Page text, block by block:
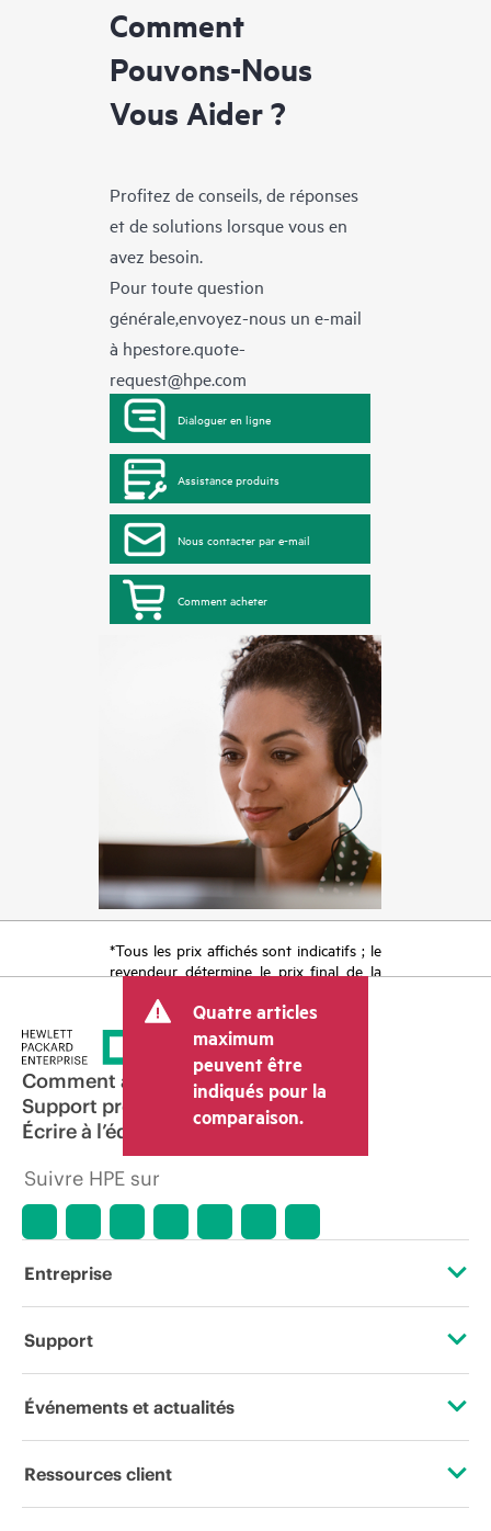
Comment
Pouvons-Nous
Vous Aider ?
Profitez de conseils, de réponses
et de solutions lorsque vous en
avez besoin.
Pour toute question
générale,envoyez-nous un e-mail
à hpestore.quote-
request@hpe.com
Dialoguer en ligne
Assistance produits
Nous contacter par e-mail
Comment acheter
*Tous les prix affichés sont indicatifs ; le
revendeur détermine le prix final de la
tels que la TVA ou les taxes sur la vente
et les frais d’expédition. Le prix de la
transaction déterminé par le revendeur
peut varier par rapport à d’autres
revendeurs et au prix indicatif affiché.
Les prix indicatifs peuvent inclure des
offres promotionnelles limitées dans le
temps. HPE se réserve le droit d’ajuster
les prix à tout moment pour diverses
raisons, notamment, mais sans s’y limiter,
l’arrêt d’un produit, la disponibilité
période de promotion et des erreurs
dans les publicités.
Quatre articles
maximum
peuvent être
indiqués pour la
comparaison.
Comment acheter
Support produit
Écrire à l’équipe commerciale
Suivre HPE sur
Entreprise
À propos de HPE
Responsabilité d’entreprise
Support
Services d’assistance opérationnelle (OSS)
Événements et actualités
Événements
Ressources client